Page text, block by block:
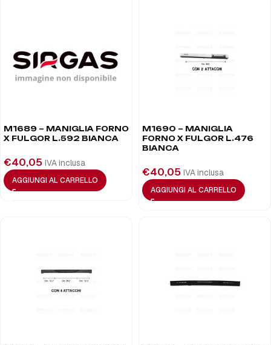
M1689 – MANIGLIA FORNO
X FULGOR L.592 BIANCA
€40,05 IVA inclusa
AGGIUNGI AL CARRELLO
M1690 – MANIGLIA
FORNO X FULGOR L.476
BIANCA
€40,05 IVA inclusa
AGGIUNGI AL CARRELLO